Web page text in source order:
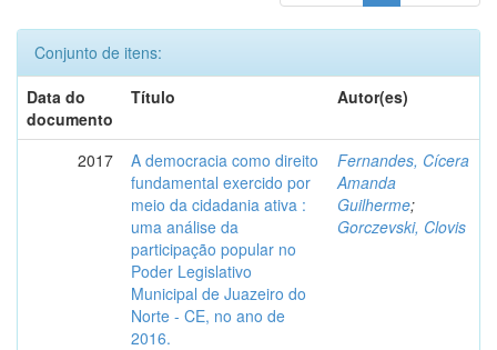
Conjunto de itens:
Data do
documento
Título Autor(es)
2017
A democracia como direito
fundamental exercido por
meio da cidadania ativa :
uma análise da
participação popular no
Poder Legislativo
Municipal de Juazeiro do
Norte - CE, no ano de
2016.
Fernandes, Cícera
Amanda
Guilherme;
Gorczevski, Clovis